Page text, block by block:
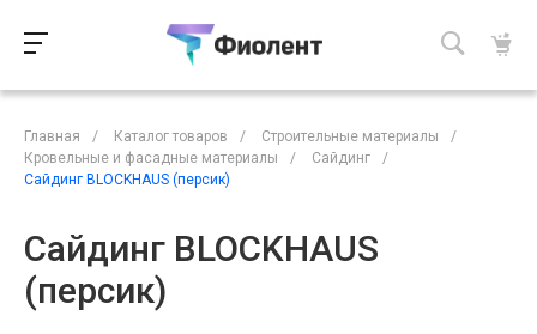
Главная / Каталог товаров / Строительные материалы
/
Кровельные и фасадные материалы
/ Сайдинг
/
Сайдинг BLOCKHAUS (персик)
Сайдинг BLOCKHAUS
(персик)